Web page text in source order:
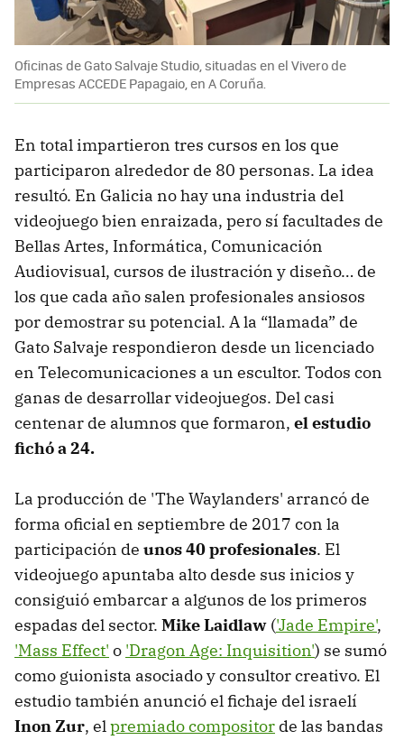
Oficinas de Gato Salvaje Studio, situadas en el Vivero de
Empresas ACCEDE Papagaio, en A Coruña.
En total impartieron tres cursos en los que
participaron alrededor de 80 personas. La idea
resultó. En Galicia no hay una industria del
videojuego bien enraizada, pero sí facultades de
Bellas Artes, Informática, Comunicación
Audiovisual, cursos de ilustración y diseño… de
los que cada año salen profesionales ansiosos
por demostrar su potencial. A la “llamada” de
Gato Salvaje respondieron desde un licenciado
en Telecomunicaciones a un escultor. Todos con
ganas de desarrollar videojuegos. Del casi
centenar de alumnos que formaron, el estudio
fichó a 24.
La producción de 'The Waylanders' arrancó de
forma oficial en septiembre de 2017 con la
participación de unos 40 profesionales. El
videojuego apuntaba alto desde sus inicios y
consiguió embarcar a algunos de los primeros
espadas del sector. Mike Laidlaw ('Jade Empire',
'Mass Effect' o 'Dragon Age: Inquisition') se sumó
como guionista asociado y consultor creativo. El
estudio también anunció el fichaje del israelí
Inon Zur, elpremiado compositor de las bandas